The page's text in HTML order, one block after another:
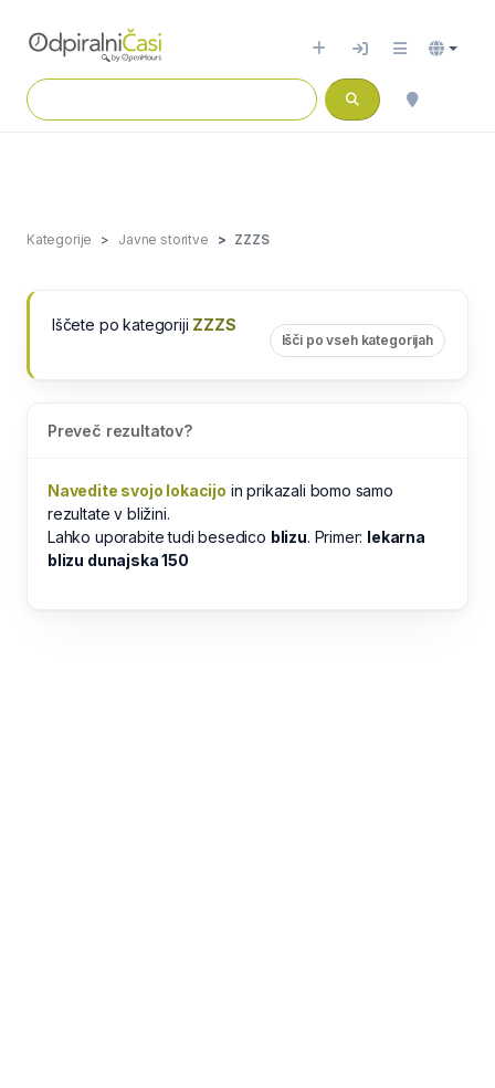
Kategorije Javne storitve ZZZS
Iščete po kategoriji ZZZS
Išči po vseh kategorijah
Preveč rezultatov?
Navedite svojo lokacijo in prikazali bomo samo
rezultate v bližini.
Lahko uporabite tudi besedico blizu. Primer: lekarna
blizu dunajska 150